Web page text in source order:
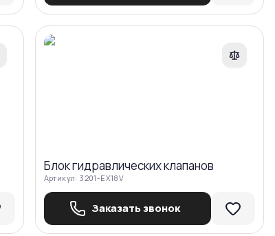
Блок гидравлических клапанов
Артикул: 3201-EX18V
Заказать звонок